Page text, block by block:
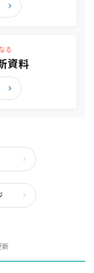
る
資料
新